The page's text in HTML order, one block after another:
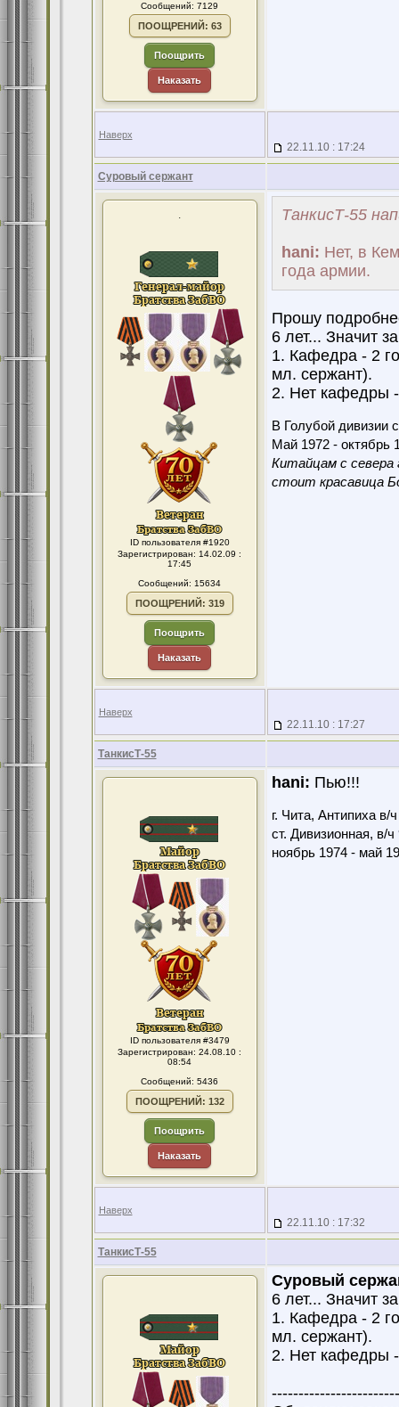
Сообщений: 7129
ПООЩРЕНИЙ: 63
Поощрить
Наказать
Наверх
22.11.10 : 17:24
Суровый сержант
.
ID пользователя #1920
Зарегистрирован: 14.02.09 :
17:45
Сообщений: 15634
ПООЩРЕНИЙ: 319
Поощрить
Наказать
ТанкисТ-55
hani: Нет, в
года армии.
Прошу
6 лет... Значит
1. Кафедра - 2
мл. сержант).
2. Нет кафедры
В Голубой дивизии
Май 1972 - октябрь
Китайцам с севера
стоит красавица
Наверх
22.11.10 : 17:27
ТанкисТ-55
ID пользователя #3479
Зарегистрирован: 24.08.10 :
08:54
Сообщений: 5436
ПООЩРЕНИЙ: 132
Поощрить
Наказать
hani: Пью!!!
г. Чита, Антипиха в/
ст. Дивизионная, в/ч
ноябрь 1974 - май
Наверх
22.11.10 : 17:32
ТанкисТ-55
Суровый
6 лет... Значит
1. Кафедра - 2
мл. сержант).
2. Нет кафедры